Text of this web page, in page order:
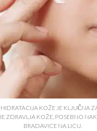
KOŽE JE KLJUČNA
ZDRAVLJA KOŽE, POSEBNO
BRADAVICE NA LICU.